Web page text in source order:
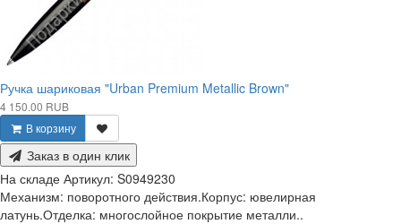
Ручка шариковая "Urban Premium Metallic Brown"
4 150.00 RUB
В корзину
Заказ в один клик
На складе Артикул: S0949230
Механизм: поворотного действия.Корпус: ювелирная
латунь.Отделка: многослойное покрытие металли..